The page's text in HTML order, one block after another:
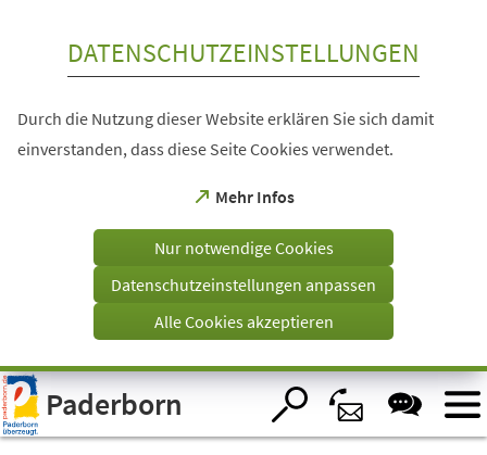
Visuelle
Assistenzsoftware
öffnen.
DATENSCHUTZEINSTELLUNGEN
Durch die Nutzung dieser Website erklären Sie sich damit
einverstanden, dass diese Seite Cookies verwendet.
Mehr Infos
(Öffnet
einem
Tab)
Nur notwendige Cookies
Datenschutzeinstellungen anpassen
Alle Cookies akzeptieren
Paderborn